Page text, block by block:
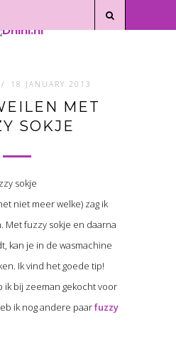
/ 18 JANUARY 2013
MET
SOKJE
niet meer welke) zag ik
Met fuzzy sokje en daarna
kan je in de wasmachine
Ik vind het goede tip!
ik bij zeeman gekocht voor
ik nog andere paarfuzzy